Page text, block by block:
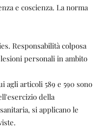
e coscienza. La norma
Responsabilità colposa
personali in ambito
agli articoli 589 e 590 sono
della
si applicano le